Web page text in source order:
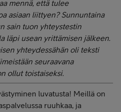
mennä, että tulee
asiaan liittyen? Sunnuntaina
sain tuon yhteystestin
läpi usean yrittämisen jälkeen.
yhteydessähän oli teksti
seuraavana
ollut toistaiseksi.
luvatusta! Meillä on
ruuhkaa, ja